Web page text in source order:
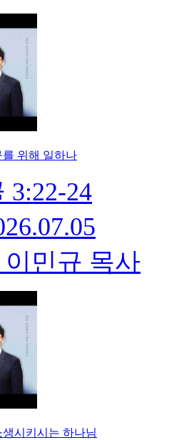
를 위해 일하나
3:22-24
민규 목사
시키시는 하나님